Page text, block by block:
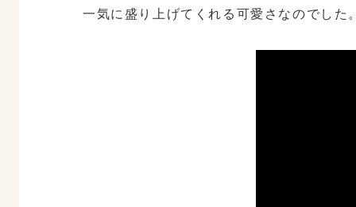
一気に盛り上げてくれる可愛さなのでした